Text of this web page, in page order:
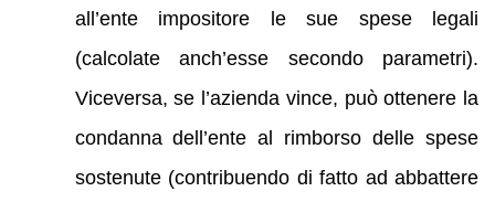
all’ente impositore le sue spese legali
(calcolate anch’esse secondo parametri).
Viceversa, se l’azienda vince, può ottenere la
condanna dell’ente al rimborso delle spese
sostenute (contribuendo di fatto ad abbattere